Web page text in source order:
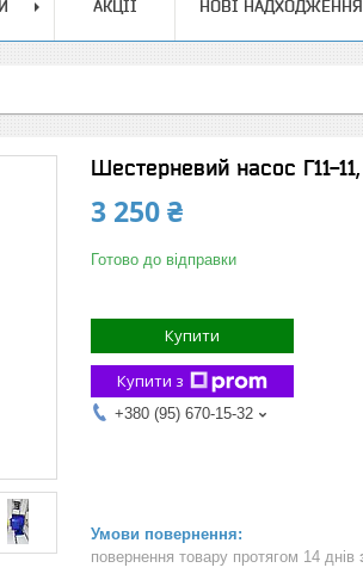
АКЦІЇ НОВІ НАДХОДЖЕННЯ
Шестерневий насос Г11-11,
3 250 ₴
Готово до відправки
Купити
Купити з
+380 (95) 670-15-32
повернення товару протягом 14 днів